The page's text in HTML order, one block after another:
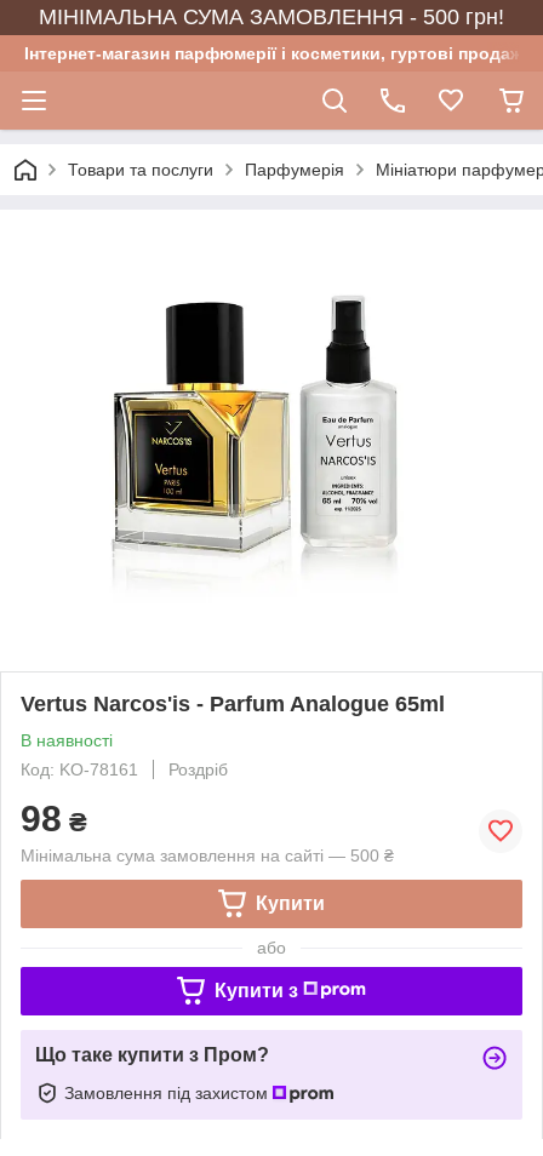
МІНІМАЛЬНА СУМА ЗАМОВЛЕННЯ - 500 грн!
Інтернет-магазин парфюмерії і косметики, гуртові продажі
Товари та послуги Парфумерія Мініатюри
Vertus Narcos'is - Parfum Analogue 65ml
В наявності
Код: KO-78161
Роздріб
98 ₴
Мінімальна сума замовлення на сайті — 500 ₴
Купити
або
Купити з
Що таке купити з Пром?
Замовлення під захистом